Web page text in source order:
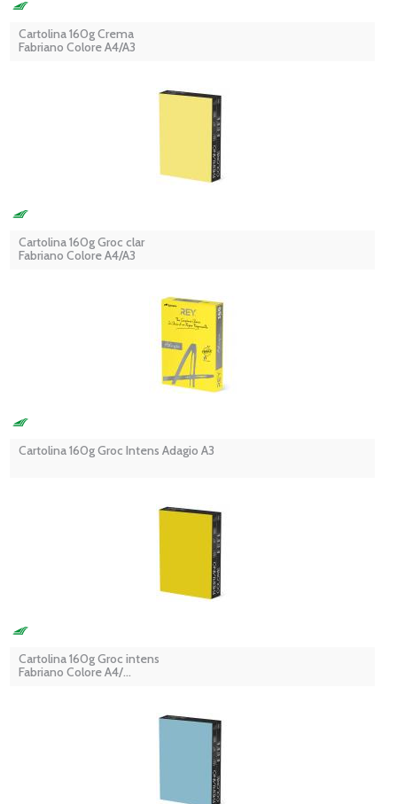
Cartolina 160g Crema
Fabriano Colore A4/A3
Cartolina 160g Groc clar
Fabriano Colore A4/A3
Cartolina 160g Groc Intens Adagio A3
Cartolina 160g Groc intens
Fabriano Colore A4/...